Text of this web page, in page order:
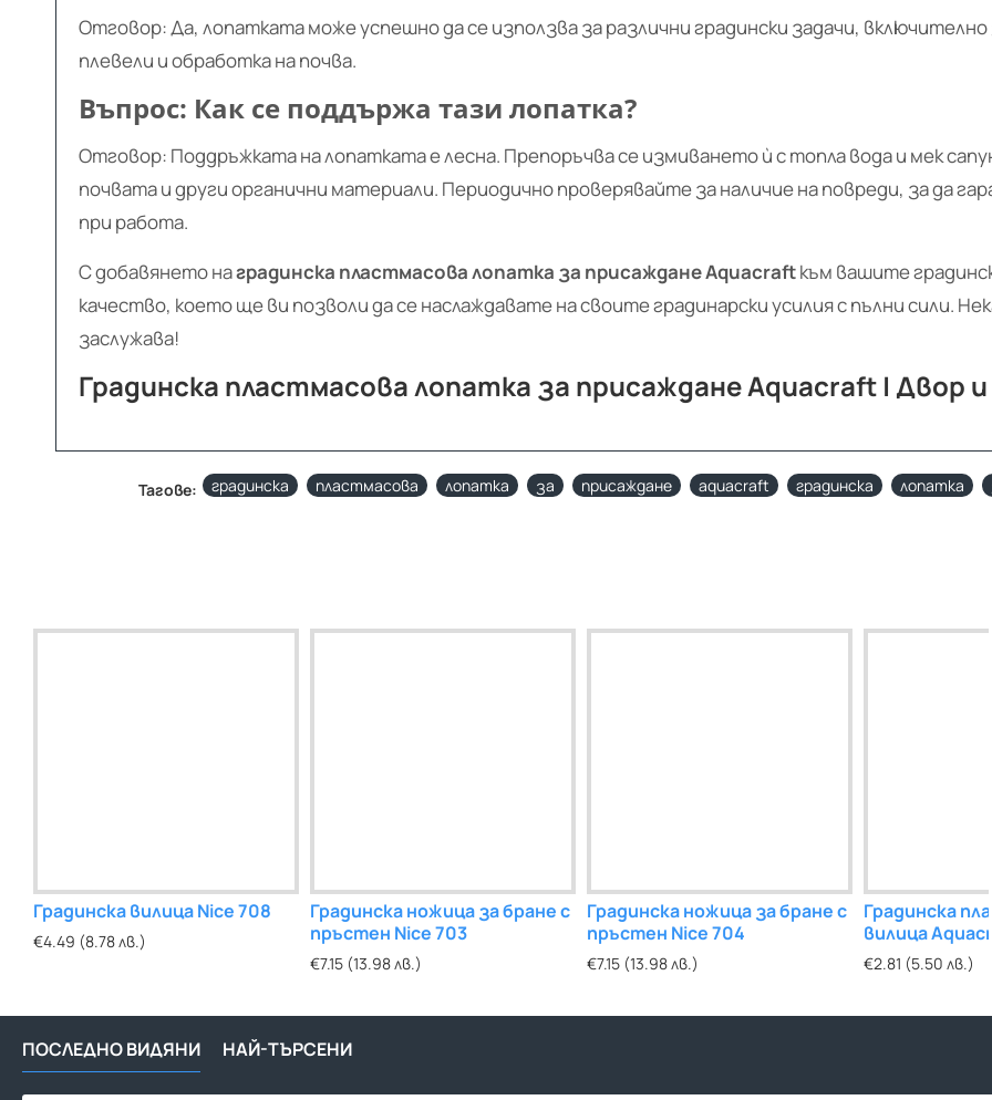
Отговор: Да, лопатката може успешно да се използва за различни градински задачи,
плевели и обработка на почва.
Въпрос: Как се поддържа тази лопатка?
Отговор: Поддръжката на лопатката е лесна. Препоръчва се измиването ѝ с топла вода и мек
почвата и други органични материали. Периодично проверявайте за наличие на повреди, за да
при работа.
С добавянето наградинска пластмасова лопатка за присаждане Aquacraftкъм вашите
качество, което ще ви позволи да се наслаждавате на своите градинарски усилия с пълни сили.
заслужава!
Градинска пластмасова лопатка за присаждане Aquacraft | Двор
Тагове: градинска пластмасова лопатка за присаждане aquacraft градинска лопатка
Градинска вилица Nice 708
€4.49 (8.78 лв.)
Градинска ножица за бране с
пръстен Nice 703
€7.15 (13.98 лв.)
Градинска ножица за бране с
пръстен Nice 704
€7.15 (13.98 лв.)
Градинска
вилица
€2.81 (5.50 лв.)
ПОСЛЕДНО ВИДЯНИ НАЙ-ТЪРСЕНИ